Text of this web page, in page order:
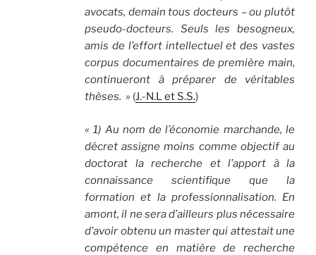
avocats, demain tous docteurs – ou plutôt
pseudo-docteurs. Seuls les besogneux,
amis de l’effort intellectuel et des vastes
corpus documentaires de première main,
continueront à préparer de véritables
thèses. » (J.-N.L et S.S.)
« 1) Au nom de l’économie marchande, le
décret assigne moins comme objectif au
doctorat la recherche et l’apport à la
connaissance scientifique que la
formation et la professionnalisation. En
amont, il ne sera d’ailleurs plus nécessaire
d’avoir obtenu un master qui attestait une
compétence en matière de recherche